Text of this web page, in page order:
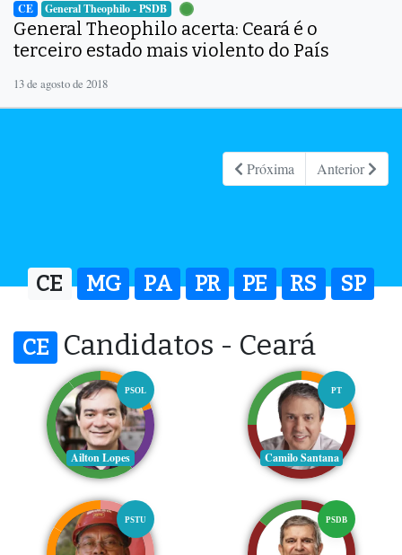
CE General Theophilo - PSDB
General Theophilo acerta: Ceará é o
terceiro estado mais violento do País
13 de agosto de 2018
Próxima Anterior
CE MG PA PR PE RS SP
CE Candidatos - Ceará
PSOL
Ailton Lopes
PT
Camilo Santana
PSTU PSDB